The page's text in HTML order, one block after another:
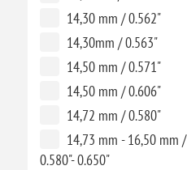
14,30 mm / 0.562"
14,30mm / 0.563"
14,50 mm / 0.571"
14,50 mm / 0.606"
14,72 mm / 0.580"
14,73 mm - 16,50 mm /
0.580"- 0.650"